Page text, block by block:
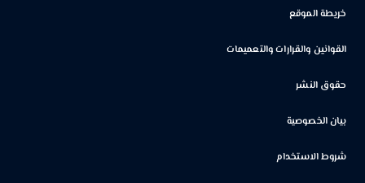
خريطة الموقع
القوانين والقرارات والتعميمات
حقوق النشر
بيان الخصوصية
شروط الاستخدام